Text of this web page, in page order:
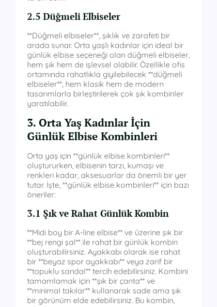
2.5 Düğmeli Elbiseler
**Düğmeli elbiseler**, şıklık ve zarafeti bir
arada sunar. Orta yaşlı kadınlar için ideal bir
günlük elbise seçeneği olan düğmeli elbiseler,
hem şık hem de işlevsel olabilir. Özellikle ofis
ortamında rahatlıkla giyilebilecek **düğmeli
elbiseler**, hem klasik hem de modern
tasarımlarla birleştirilerek çok şık kombinler
yaratılabilir.
3. Orta Yaş Kadınlar İçin
Günlük Elbise Kombinleri
Orta yaş için **günlük elbise kombinleri**
oluştururken, elbisenin tarzı, kumaşı ve
renkleri kadar, aksesuarlar da önemli bir yer
tutar. İşte, **günlük elbise kombinleri** için bazı
öneriler:
3.1 Şık ve Rahat Günlük Kombin
**Midi boy bir A-line elbise** ve üzerine şık bir
**bej rengi şal** ile rahat bir günlük kombin
oluşturabilirsiniz. Ayakkabı olarak ise rahat
bir **beyaz spor ayakkabı** veya zarif bir
**topuklu sandal** tercih edebilirsiniz. Kombini
tamamlamak için **şık bir çanta** ve
**minimal takılar** kullanarak sade ama şık
bir görünüm elde edebilirsiniz. Bu kombin,